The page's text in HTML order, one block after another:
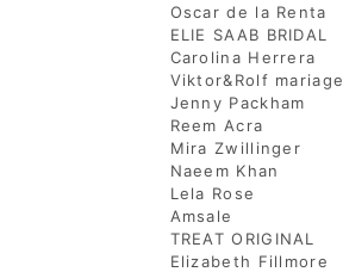
Oscar de la Renta
ELIE SAAB BRIDAL
Carolina Herrera
Viktor&Rolf mariage
Jenny Packham
Reem Acra
Mira Zwillinger
Naeem Khan
Lela Rose
Amsale
TREAT ORIGINAL
Elizabeth Fillmore